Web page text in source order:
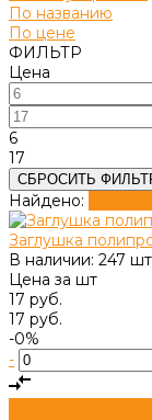
По названию
По цене
ФИЛЬТР
Цена
6
17
СБРОСИТЬ
Найдено:
Заглушка
В наличии: 247
Цена за шт
17 руб.
17 руб.
-0%
-